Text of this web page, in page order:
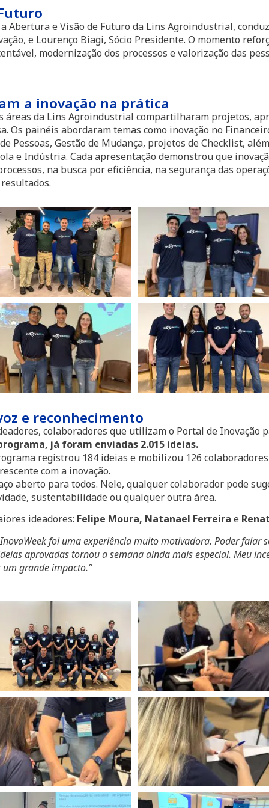
Abertura e Visão de Futuro da Lins Agroindustrial,
e Lourenço Biagi, Sócio Presidente. O momento
modernização dos processos e valorização das
a inovação na prática
áreas da Lins Agroindustrial compartilharam projetos,
Os painéis abordaram temas como inovação no
Pessoas, Gestão de Mudança, projetos de Checklist,
e Indústria. Cada apresentação demonstrou que
na busca por eficiência, na segurança das
e reconhecimento
colaboradores que utilizam o Portal de Inovação
já foram enviadas 2.015 ideias.
registrou 184 ideias e mobilizou 126
com a inovação.
aberto para todos. Nele, qualquer colaborador pode
sustentabilidade ou qualquer outra área.
ideadores: Felipe Moura, Natanael Ferreirae
InovaWeek foi uma experiência muito motivadora. Poder falar
aprovadas tornou a semana ainda mais especial. Meu
grande impacto.”